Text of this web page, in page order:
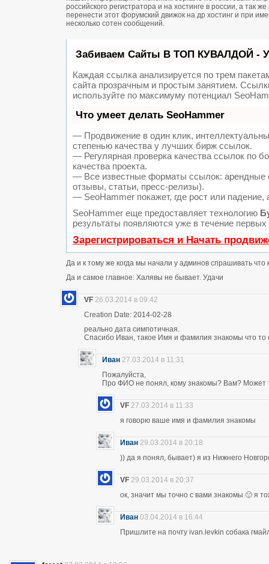
российского регистратора и на хостинге в россии, а
перенести этот форумский движок на др хостинг и при
несколько сотен сообщений.
Забиваем Сайты В ТОП КУВАЛДОЙ -
Каждая ссылка анализируется по трем
сайта прозрачным и простым занятием.
используйте по максимуму потенциал
Что умеет делать SeoHammer
— Продвижение в один клик,
степенью качества у лучших бирж ссылок.
— Регулярная проверка качества ссылок по
качества проекта.
— Все известные форматы ссылок: арендные
отзывы, статьи, пресс-релизы).
— SeoHammer покажет, где рост или
SeoHammer еще предоставляет технологию
результаты появляются уже в течение первых
Зарегистрироваться и Начать
Да и к тому же когда мы начали у админов спрашивать что
Да и самое главное: Халявы не бывает. Удачи
VF 26.03.2014 в 09:42
Creation Date: 2014-02-28
реально дата симпотичная.
Спасибо Иван, такое Имя и фамилия знакомы что то
Иван 27.03.2014 в 11:31
Пожалуйста,
Про ФИО не понял, кому знакомы? Вам? Может
VF 27.03.2014 в 11:33
я говорю ваше имя и фамилия знакомы
Иван 29.03.2014 в 20:18
)) да я понял, бывает) я из Нижнего
VF 29.03.2014 в 20:37
ок, значит мы точно с вами знакомы 🙂 я
Иван 03.04.2014 в 16:44
Пришлите на почту ivan.levkin собака